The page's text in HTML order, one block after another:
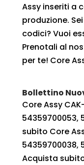
Assy inseriti a
produzione.
codici? Vuoi
Prenotali al
per te! Core
Bollettino
Core Assy
54359700053,
subito Core
54359700038,
Acquista